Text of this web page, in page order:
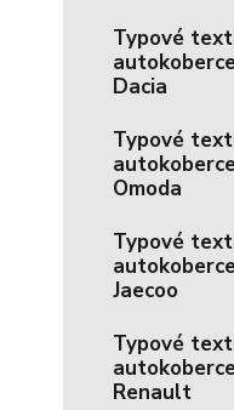
Typové
Dacia
Typové
Omoda
Typové
Jaecoo
Typové
Renault